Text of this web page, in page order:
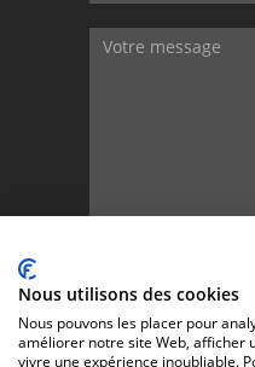
Nous utilisons des cookies
Nous pouvons les placer pour
améliorer notre site Web, afficher
vivre une expérience inoubliable.